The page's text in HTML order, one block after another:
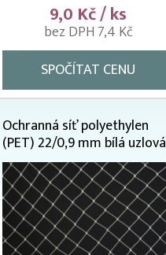
9,0 Kč / ks
bez DPH 7,4 Kč
SPOČÍTAT CENU
Ochranná síť polyethylen
(PET) 22/0,9 mm bílá uzlová